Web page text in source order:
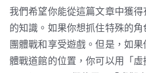
我們希望你能從這篇文章中獲
的知識。如果你想抓住特殊的
團體戰和享受遊戲。但是，如
體戰道館的位置，你可以用「